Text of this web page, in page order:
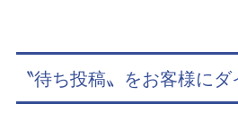
〝待ち投稿〟をお客様に